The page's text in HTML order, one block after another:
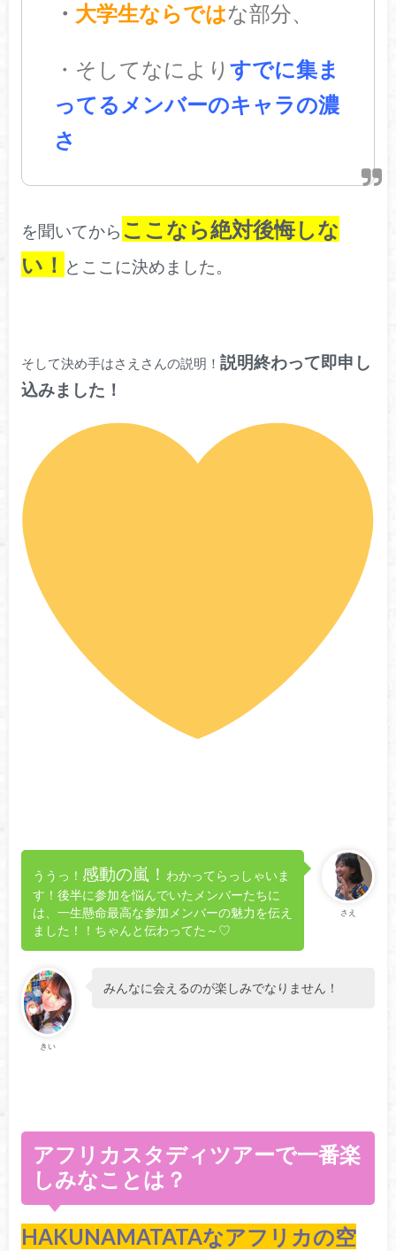
・ 大学生ならではな部分、
・そしてなによりすでに集ま
ってるメンバーのキャラの濃
さ
を聞いてから ここなら絶対後悔しな
い！ とここに決めました。
そして決め手はさえさんの説明！ 説明終わって即申し
込みました！
さえ
ううっ！ 感動の嵐！ わかってらっしゃいま
す！後半に参加を悩んでいたメンバーたちに
は、一生懸命最高な参加メンバーの魅力を伝え
ました！！ちゃんと伝わってた～♡
きい
みんなに会えるのが楽しみでなりません！
アフリカスタディツアーで一番楽
しみなことは？
HAKUNAMATATAなアフリカの空